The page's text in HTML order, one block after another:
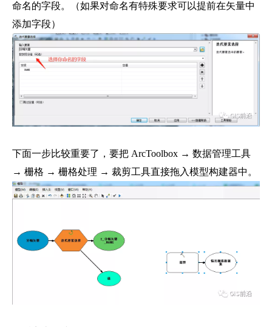
命名的字段。（如果对命名有特殊要求可以提前在矢量中
添加字段）
下面一步比较重要了，要把 ArcToolbox → 数据管理工具
→ 栅格 → 栅格处理 → 裁剪工具直接拖入模型构建器中。